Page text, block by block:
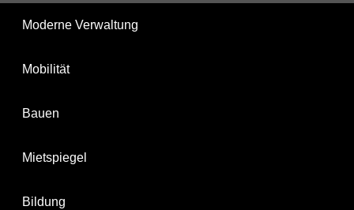
Moderne Verwaltung
Mobilität
Bauen
Mietspiegel
Bildung